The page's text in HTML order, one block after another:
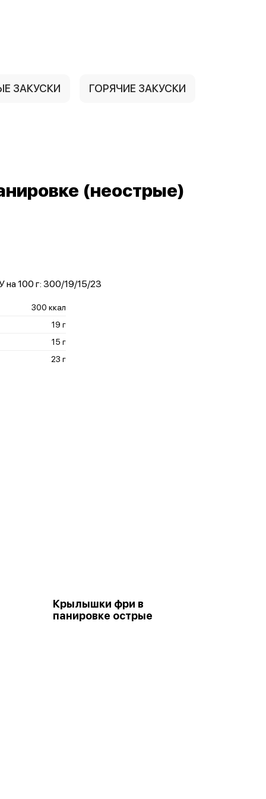
ЗАКУСКИ ГОРЯЧИЕ ЗАКУСКИ
(неострые)
на 100 г: 300/19/15/23
300 ккал
19 г
15 г
23 г
Крылышки фри в
панировке острые